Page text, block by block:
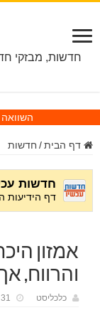
דף הבית / חדשות
אמזון
והרווח,
כלכליסט 31 ביולי 2025